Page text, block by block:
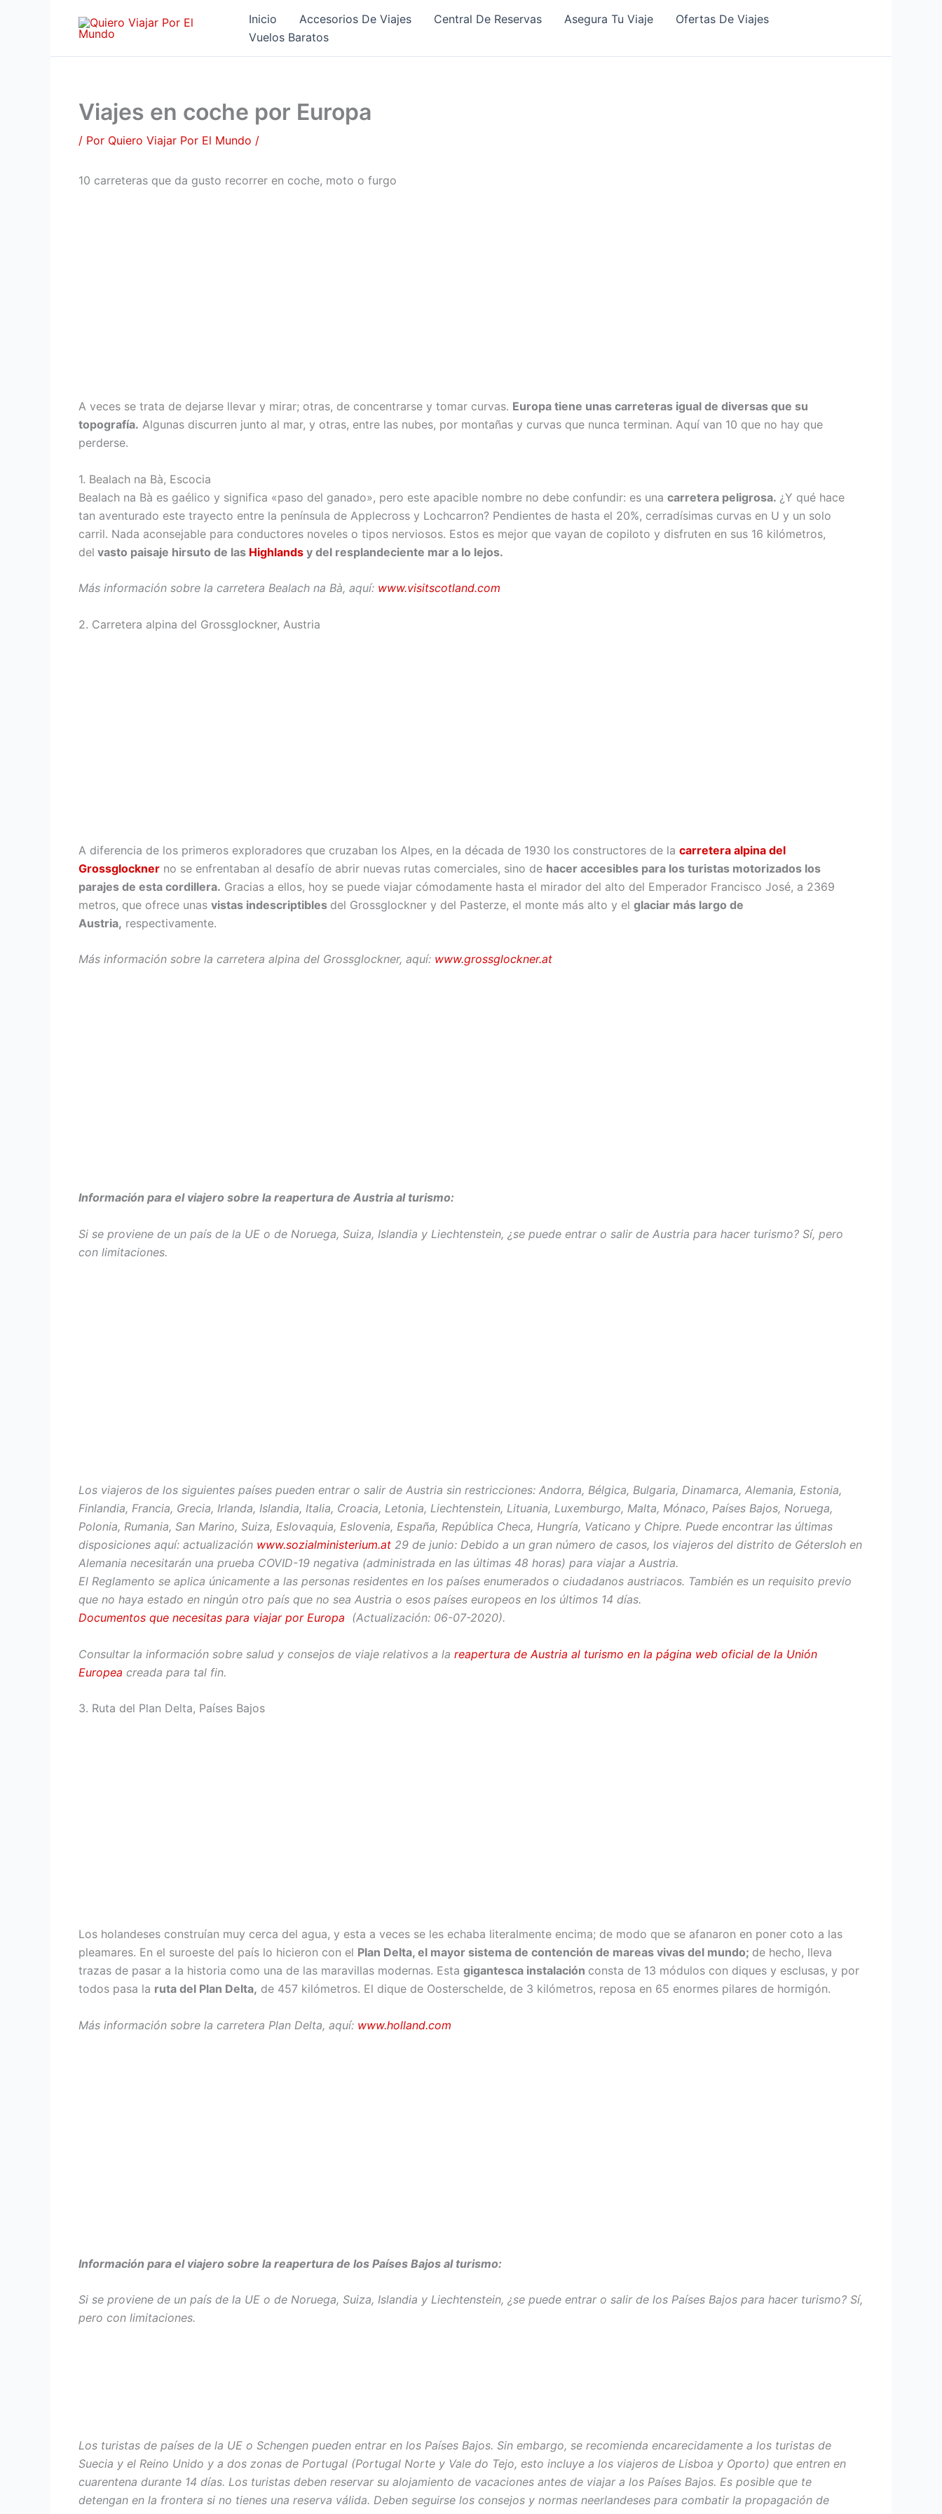
Inicio Accesorios De Viajes Central De Reservas Asegura Tu Viaje
Ofertas De Viajes
Vuelos Baratos
Viajes en coche por Europa
/ Por Quiero Viajar Por El Mundo /
10 carreteras que da gusto recorrer en coche, moto o furgo
A veces se trata de dejarse llevar y mirar; otras, de concentrarse y tomar curvas. Europa tiene unas carreteras igual de diversas que su
topografía. Algunas discurren junto al mar, y otras, entre las nubes, por montañas y curvas que nunca terminan. Aquí van 10 que no hay que
perderse.
1. Bealach na Bà, Escocia
Bealach na Bà es gaélico y significa «paso del ganado», pero este apacible nombre no debe confundir: es una carretera peligrosa. ¿Y qué hace
tan aventurado este trayecto entre la península de Applecross y Lochcarron? Pendientes de hasta el 20%, cerradísimas curvas en U y un solo
carril. Nada aconsejable para conductores noveles o tipos nerviosos. Estos es mejor que vayan de copiloto y disfruten en sus 16 kilómetros,
del vasto paisaje hirsuto de las Highlands y del resplandeciente mar a lo lejos.
Más información sobre la carretera Bealach na Bà, aquí: www.visitscotland.com
2. Carretera alpina del Grossglockner, Austria
A diferencia de los primeros exploradores que cruzaban los Alpes, en la década de 1930 los constructores de la carretera alpina del
Grossglockner no se enfrentaban al desafío de abrir nuevas rutas comerciales, sino de hacer accesibles para los turistas motorizados los
parajes de esta cordillera. Gracias a ellos, hoy se puede viajar cómodamente hasta el mirador del alto del Emperador Francisco José, a 2369
metros, que ofrece unas vistas indescriptibles del Grossglockner y del Pasterze, el monte más alto y el glaciar más largo de
Austria, respectivamente.
Más información sobre la carretera alpina del Grossglockner, aquí: www.grossglockner.at
Información para el viajero sobre la reapertura de Austria al turismo:
Si se proviene de un país de la UE o de Noruega, Suiza, Islandia y Liechtenstein, ¿se puede entrar o salir de Austria para hacer turismo? Sí, pero
con limitaciones.
Los viajeros de los siguientes países pueden entrar o salir de Austria sin restricciones: Andorra, Bélgica, Bulgaria, Dinamarca, Alemania, Estonia,
Finlandia, Francia, Grecia, Irlanda, Islandia, Italia, Croacia, Letonia, Liechtenstein, Lituania, Luxemburgo, Malta, Mónaco, Países Bajos, Noruega,
Polonia, Rumania, San Marino, Suiza, Eslovaquia, Eslovenia, España, República Checa, Hungría, Vaticano y Chipre. Puede encontrar las últimas
disposiciones aquí: actualización www.sozialministerium.at 29 de junio: Debido a un gran número de casos, los viajeros del distrito de Gétersloh en
Alemania necesitarán una prueba COVID-19 negativa (administrada en las últimas 48 horas) para viajar a Austria.
El Reglamento se aplica únicamente a las personas residentes en los países enumerados o ciudadanos austriacos. También es un requisito previo
que no haya estado en ningún otro país que no sea Austria o esos países europeos en los últimos 14 días.
Documentos que necesitas para viajar por Europa (Actualización: 06-07-2020).
Consultar la información sobre salud y consejos de viaje relativos a la reapertura de Austria al turismo en la página web oficial de la Unión
Europea creada para tal fin.
3. Ruta del Plan Delta, Países Bajos
Los holandeses construían muy cerca del agua, y esta a veces se les echaba literalmente encima; de modo que se afanaron en poner coto a las
pleamares. En el suroeste del país lo hicieron con el Plan Delta, el mayor sistema de contención de mareas vivas del mundo; de hecho, lleva
trazas de pasar a la historia como una de las maravillas modernas. Esta gigantesca instalación consta de 13 módulos con diques y esclusas, y por
todos pasa la ruta del Plan Delta, de 457 kilómetros. El dique de Oosterschelde, de 3 kilómetros, reposa en 65 enormes pilares de hormigón.
Más información sobre la carretera Plan Delta, aquí: www.holland.com
Información para el viajero sobre la reapertura de los Países Bajos al turismo:
Si se proviene de un país de la UE o de Noruega, Suiza, Islandia y Liechtenstein, ¿se puede entrar o salir de los Países Bajos para hacer turismo? Sí,
pero con limitaciones.
Los turistas de países de la UE o Schengen pueden entrar en los Países Bajos. Sin embargo, se recomienda encarecidamente a los turistas de
Suecia y el Reino Unido y a dos zonas de Portugal (Portugal Norte y Vale do Tejo, esto incluye a los viajeros de Lisboa y Oporto) que entren en
cuarentena durante 14 días. Los turistas deben reservar su alojamiento de vacaciones antes de viajar a los Países Bajos. Es posible que te
detengan en la frontera si no tienes una reserva válida. Deben seguirse los consejos y normas neerlandeses para combatir la propagación de